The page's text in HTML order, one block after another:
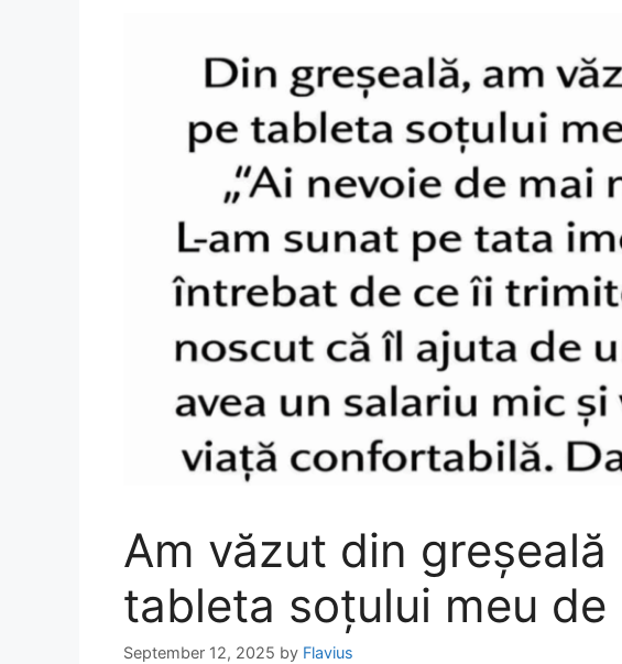
Am văzut din greșeală
tableta soțului meu de
September 12, 2025 by Flavius